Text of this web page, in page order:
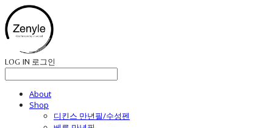
LOG IN 로그인
About
Shop
디킨스 만년필/수성펜